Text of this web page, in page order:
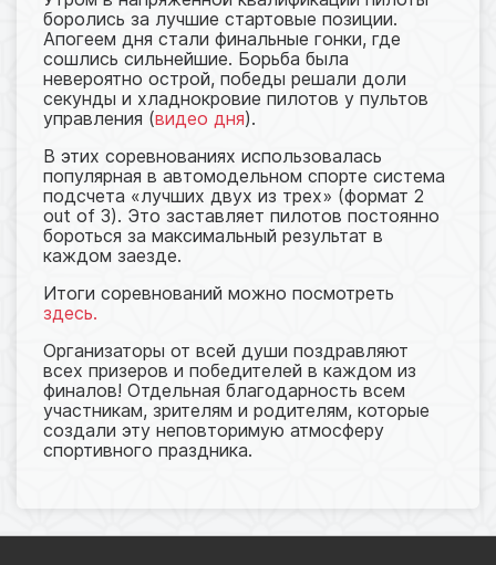
боролись за лучшие стартовые позиции.
Апогеем дня стали финальные гонки, где
сошлись сильнейшие. Борьба была
невероятно острой, победы решали доли
секунды и хладнокровие пилотов у пультов
управления (видео дня).
В этих соревнованиях использовалась
популярная в автомодельном спорте система
подсчета «лучших двух из трех» (формат 2
out of 3). Это заставляет пилотов постоянно
бороться за максимальный результат в
каждом заезде.
Итоги соревнований можно посмотреть
здесь.
Организаторы от всей души поздравляют
всех призеров и победителей в каждом из
финалов! Отдельная благодарность всем
участникам, зрителям и родителям, которые
создали эту неповторимую атмосферу
спортивного праздника.